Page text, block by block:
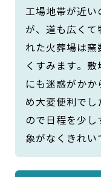
工場地帯が近い
が、道も広くて
れた火葬場は窯
くすみます。
にも迷惑がか
め大変便利でし
ので日程を少
象がなくきれい